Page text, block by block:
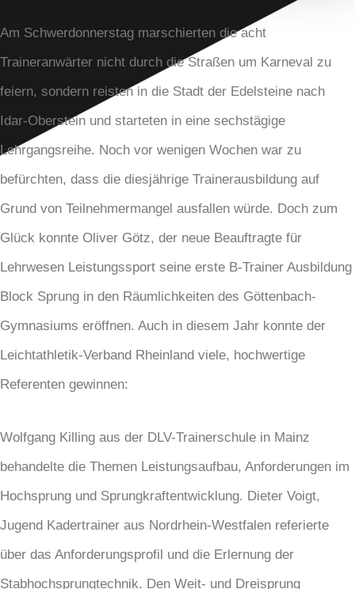
Am Schwerdonnerstag marschierten die acht
Traineranwärter nicht durch die Straßen um Karneval zu
feiern, sondern reisten in die Stadt der Edelsteine nach
Idar-Oberstein und starteten in eine sechstägige
Lehrgangsreihe. Noch vor wenigen Wochen war zu
befürchten, dass die diesjährige Trainerausbildung auf
Grund von Teilnehmermangel ausfallen würde. Doch zum
Glück konnte Oliver Götz, der neue Beauftragte für
Lehrwesen Leistungssport seine erste B-Trainer Ausbildung
Block Sprung in den Räumlichkeiten des Göttenbach-
Gymnasiums eröffnen. Auch in diesem Jahr konnte der
Leichtathletik-Verband Rheinland viele, hochwertige
Referenten gewinnen:
Wolfgang Killing aus der DLV-Trainerschule in Mainz
behandelte die Themen Leistungsaufbau, Anforderungen im
Hochsprung und Sprungkraftentwicklung. Dieter Voigt,
Jugend Kadertrainer aus Nordrhein-Westfalen referierte
über das Anforderungsprofil und die Erlernung der
Stabhochsprungtechnik. Den Weit- und Dreisprung